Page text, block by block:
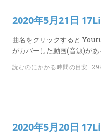
2020年5月21日
曲名をクリックすると
がカバーした動画(音源)が
読むのにかかる時間の目安: 29
2020年5月20日